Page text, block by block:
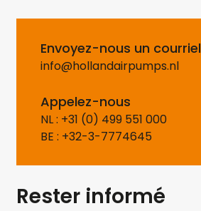
Envoyez-nous un courriel
info@hollandairpumps.nl
Appelez-nous
NL : +31 (0) 499 551 000
BE : +32-3-7774645
Rester informé